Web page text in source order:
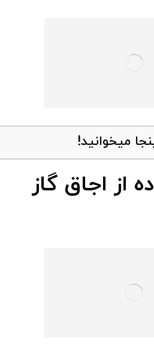
میخوانید!
از اجاق گاز